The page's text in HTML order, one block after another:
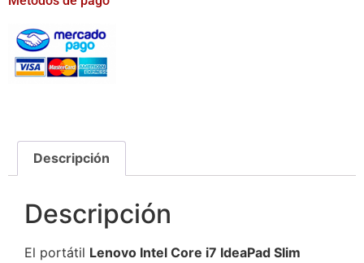
Descripción
Descripción
El portátil Lenovo Intel Core i7 IdeaPad Slim